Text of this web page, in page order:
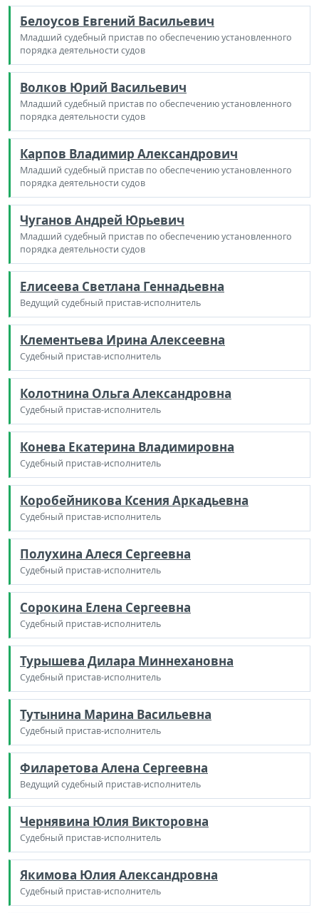
Белоусов Евгений Васильевич
Младший судебный пристав по обеспечению установленного
порядка деятельности судов
Волков Юрий Васильевич
Младший судебный пристав по обеспечению установленного
порядка деятельности судов
Карпов Владимир Александрович
Младший судебный пристав по обеспечению установленного
порядка деятельности судов
Чуганов Андрей Юрьевич
Младший судебный пристав по обеспечению установленного
порядка деятельности судов
Елисеева Светлана Геннадьевна
Ведущий судебный пристав-исполнитель
Клементьева Ирина Алексеевна
Судебный пристав-исполнитель
Колотнина Ольга Александровна
Судебный пристав-исполнитель
Конева Екатерина Владимировна
Судебный пристав-исполнитель
Коробейникова Ксения Аркадьевна
Судебный пристав-исполнитель
Полухина Алеся Сергеевна
Судебный пристав-исполнитель
Сорокина Елена Сергеевна
Судебный пристав-исполнитель
Турышева Дилара Миннехановна
Судебный пристав-исполнитель
Тутынина Марина Васильевна
Судебный пристав-исполнитель
Филаретова Алена Сергеевна
Ведущий судебный пристав-исполнитель
Чернявина Юлия Викторовна
Судебный пристав-исполнитель
Якимова Юлия Александровна
Судебный пристав-исполнитель